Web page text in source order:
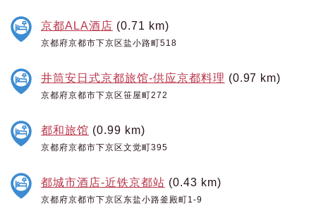
京都ALA酒店 (0.71 km)
京都府京都市下京区盐小路町518
井筒安日式京都旅馆-供应京都料理 (0.97 km)
京都府京都市下京区笹屋町272
都和旅馆 (0.99 km)
京都府京都市下京区文觉町395
都城市酒店-近铁京都站 (0.43 km)
京都府京都市下京区东盐小路釜殿町1-9